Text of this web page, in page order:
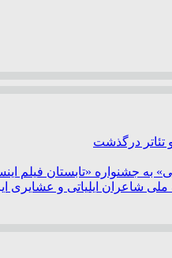
تئاتر درگذشت
به جشنواره «تابستان فیلم
شاعران ایلیاتی و عشایری